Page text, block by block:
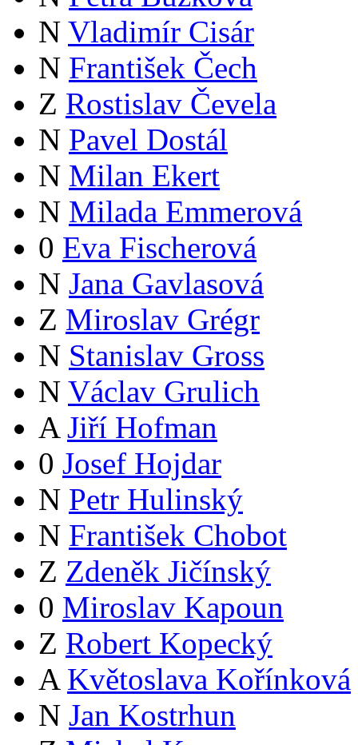
N Vladimír Cisár
N František Čech
Z Rostislav Čevela
N Pavel Dostál
N Milan Ekert
N Milada Emmerová
0 Eva Fischerová
N Jana Gavlasová
Z Miroslav Grégr
N Stanislav Gross
N Václav Grulich
A Jiří Hofman
0 Josef Hojdar
N Petr Hulinský
N František Chobot
Z Zdeněk Jičínský
0 Miroslav Kapoun
Z Robert Kopecký
A Květoslava Kořínková
N Jan Kostrhun